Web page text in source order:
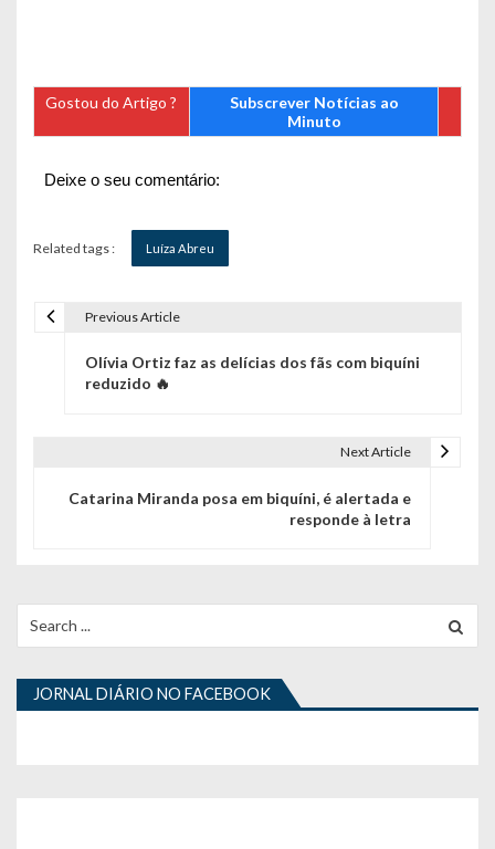
Gostou do Artigo ?
Subscrever Notícias ao
Minuto
Deixe o seu comentário:
Related tags : Luíza Abreu
ã
o
d
Previous Article
Olívia Ortiz faz as delícias dos fãs com biquíni
reduzido 🔥
Next Article
Catarina Miranda posa em biquíni, é alertada e
responde à letra
for:
JORNAL DIÁRIO NO FACEBOOK